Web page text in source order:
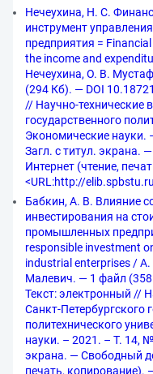
Нечеухина, Н. С.
инструмент
предприятия =
the income and
Нечеухина, О. В.
(294 Кб). — DOI
// Научно-технические
государственного
Экономические
Загл. с титул. экрана.
Интернет (чтение,
<URL:http://
Бабкин, А. В. Влияние
инвестирования на
промышленных
responsible investment
industrial enterprises /
Малевич. — 1 файл
Текст: электронный //
Санкт-Петербургского
политехнического
науки. – 2021. – Т. 14,
экрана. — Свободный
печать,